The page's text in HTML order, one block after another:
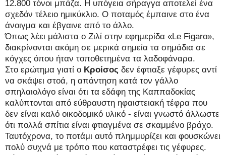
12.800 τόνοι μπάζα. Η υπόγεια σήραγγα αποτελεί ένα
σχεδόν τέλειο ημικύκλιο. Ο ποταμός έμπαινε στο ένα
άνοιγμα και έβγαινε από το άλλο.
Όπως λέει μάλιστα ο Ζιλί στην εφημερίδα «Le Figaro»,
διακρίνονται ακόμη σε μερικά σημεία τα σημάδια σε
κόγχες όπου ήταν τοποθετημένα τα λαδοφάναρα.
Στο ερώτημα γιατί ο Κροίσος δεν έφτιαξε γέφυρες αντί
να σκάψει στοά, η απάντηση κατά τον γάλλο
σπηλαιολόγο είναι ότι τα εδάφη της Καππαδοκίας
καλύπτονται από εύθραυστη ηφαιστειακή τέφρα που
δεν είναι καλό οικοδομικό υλικό - είναι γνωστό άλλωστε
ότι πολλά σπίτια είναι φτιαγμένα σε σκαμμένο βράχο.
Ταυτόχρονα, το ποτάμι αυτό πλημμυρίζει και φουσκώνει
πολύ συχνά με τρόπο που καταστρέφει τις γέφυρες.